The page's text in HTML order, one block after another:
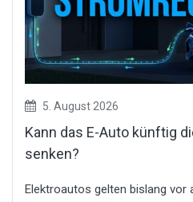
5. August 2026
Kann das E-Auto künftig
senken?
Elektroautos gelten bislang vor